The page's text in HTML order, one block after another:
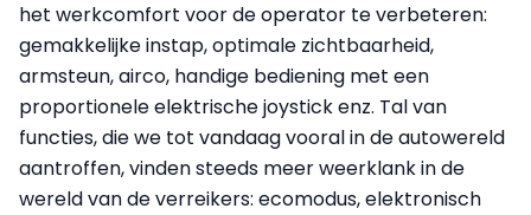
het werkcomfort voor de operator te verbeteren:
gemakkelijke instap, optimale zichtbaarheid,
armsteun, airco, handige bediening met een
proportionele elektrische joystick enz. Tal van
functies, die we tot vandaag vooral in de autowereld
aantroffen, vinden steeds meer weerklank in de
wereld van de verreikers: ecomodus, elektronisch